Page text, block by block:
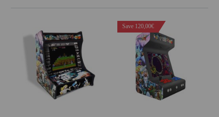
Save 120,00€